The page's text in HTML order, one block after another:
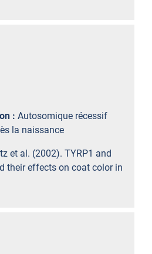
: Autosomique récessif
la naissance
et al. (2002). TYRP1 and
their effects on coat color in